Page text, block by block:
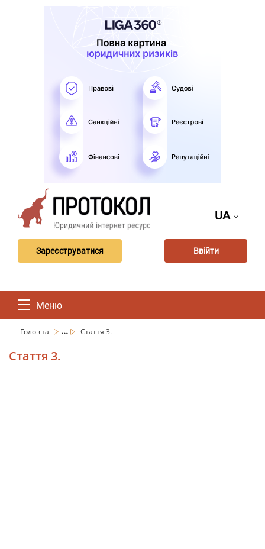
UA
Зареєструватися Ввійти
Меню
Головна ... Стаття 3.
Стаття 3.